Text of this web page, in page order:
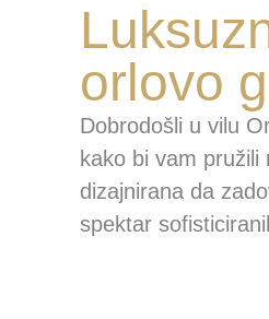
orlovo
Dobrodošli u vilu
kako bi vam
dizajnirana da
spektar